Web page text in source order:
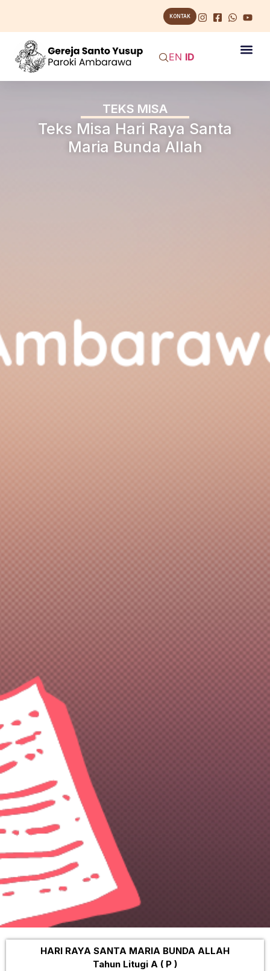
KONTAK
EN ID
TEKS MISA
Teks Misa Hari Raya Santa
Maria Bunda Allah
HARI RAYA SANTA MARIA BUNDA ALLAH
Tahun Litugi A ( P )